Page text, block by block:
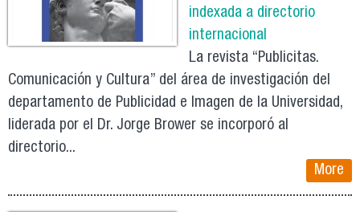
indexada a directorio
internacional
La revista “Publicitas.
Comunicación y Cultura” del área de investigación del
departamento de Publicidad e Imagen de la Universidad,
liderada por el Dr. Jorge Brower se incorporó al
directorio...
More